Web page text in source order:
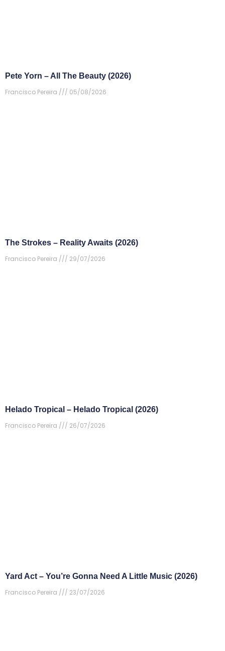
Pete Yorn – All The Beauty (2026)
Francisco Pereira
05/08/2026
The Strokes – Reality Awaits (2026)
Francisco Pereira
29/07/2026
Helado Tropical – Helado Tropical (2026)
Francisco Pereira
26/07/2026
Yard Act – You’re Gonna Need A Little Music (2026)
Francisco Pereira
23/07/2026